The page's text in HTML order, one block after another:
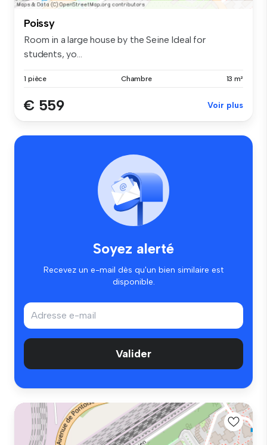
Poissy
Room in a large house by the Seine Ideal for
students, yo...
1 pièce Chambre 13 m²
€ 559 Voir plus
Soyez alerté
Recevez un e-mail dès qu'un bien similaire est
disponible.
Valider